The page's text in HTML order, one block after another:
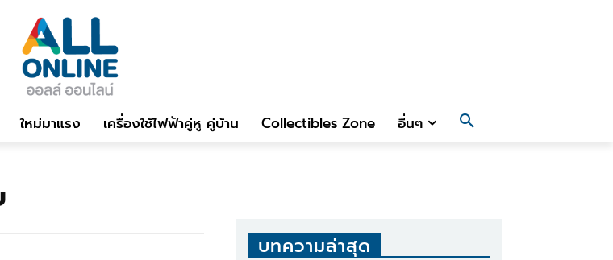
ใหม่มาแรง เครื่องใช้ไฟฟ้าคู่หู คู่บ้าน Collectibles Zone อื่นๆ
บทความล่าสุด